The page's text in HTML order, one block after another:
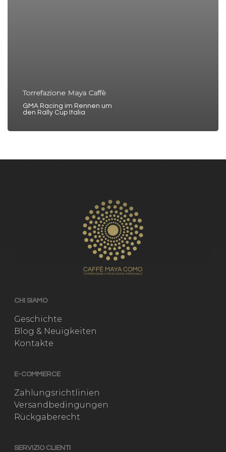
Torrefazione Maya Caffè
GMA Racing im Rennen um
den Rally Cup Italia
CHI SIAMO
Geschichte
Blog & Neuigkeiten
Kontakte
E-COMMERCE
Zahlungsrichtlinien
Versandbedingungen
Rückgaberecht
SERVIZIO CLIENTI